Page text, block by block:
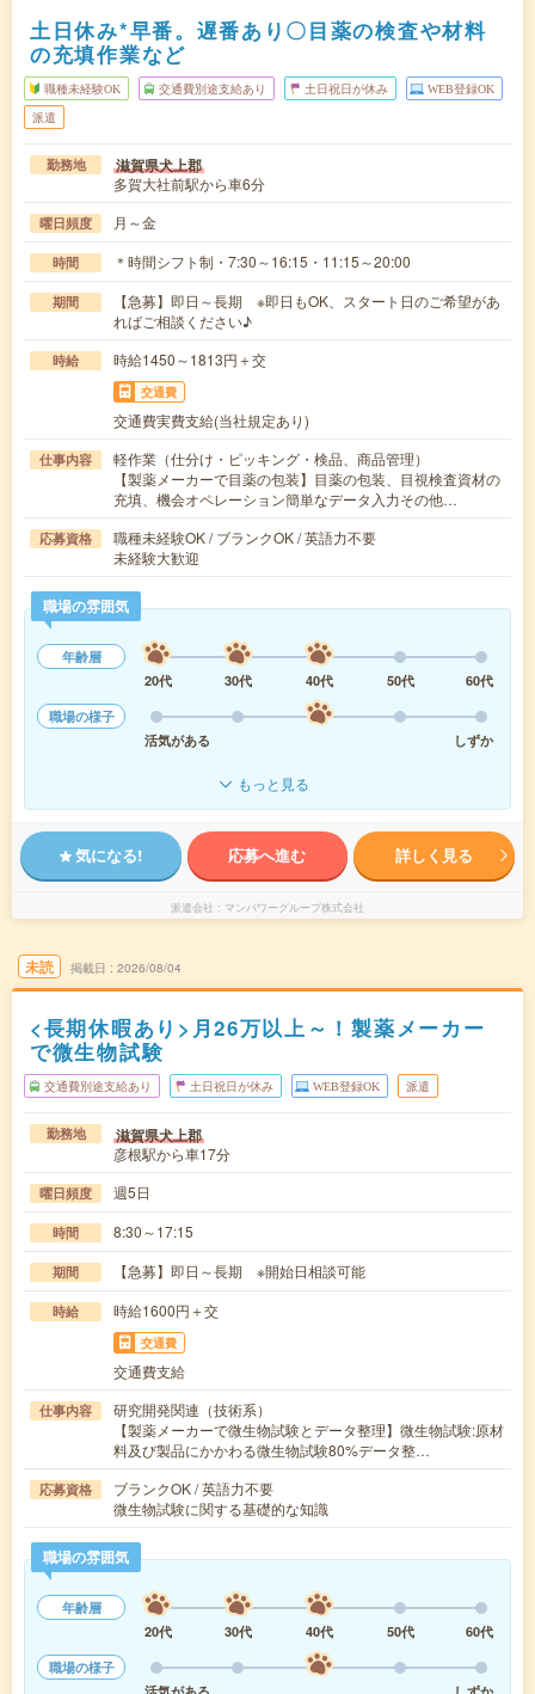
土日休み*早番。遅番あり〇目薬の検査や材料
の充填作業など
職種未経験OK 交通費別途支給あり 土日祝日が休み WEB登録OK
派遣
勤務地 滋賀県犬上郡
多賀大社前駅から車6分
曜日頻度 月～金
時間 ＊時間シフト制・7:30～16:15・11:15～20:00
期間
【急募】即日～長期 ※即日もOK、スタート日のご希望があ
ればご相談ください♪
時給 時給1450～1813円＋交
交通費
交通費実費支給(当社規定あり)
仕事内容
軽作業（仕分け・ピッキング・検品、商品管理）
【製薬メーカーで目薬の包装】目薬の包装、目視検査資材の
充填、機会オペレーション簡単なデータ入力その他…
応募資格
職種未経験OK / ブランクOK / 英語力不要
未経験大歓迎
職場の雰囲気
年齢層
20代
30代 40代 50代
60代
職場の様子
活気がある
しずか
もっと見る
気になる! 応募へ進む 詳しく見る
派遣会社 マンパワーグループ株式会社
未読 掲載日 2026/08/04
<長期休暇あり>月26万以上～！製薬メーカー
で微生物試験
交通費別途支給あり 土日祝日が休み WEB登録OK 派遣
勤務地 滋賀県犬上郡
彦根駅から車17分
曜日頻度 週5日
時間 8:30～17:15
期間 【急募】即日～長期 ※開始日相談可能
時給 時給1600円＋交
交通費
交通費支給
仕事内容
研究開発関連（技術系）
【製薬メーカーで微生物試験とデータ整理】微生物試験:原材
料及び製品にかかわる微生物試験80%データ整…
応募資格
ブランクOK / 英語力不要
微生物試験に関する基礎的な知識
職場の雰囲気
年齢層
20代
30代 40代 50代
60代
職場の様子